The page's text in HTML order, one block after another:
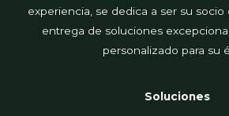
experiencia, se dedica a ser su
entrega de soluciones
personalizado para su
Soluciones